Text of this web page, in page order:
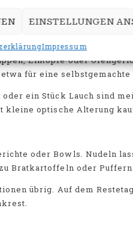
EINSTELLUNGEN
Impressum
Resteküche
Eintöpfe oder
für eine selbstgemachte
ein Stück Lauch sind
kleine optische Alterung
oder Bowls. Nudeln
Bratkartoffeln oder Puffern.
übrig. Auf dem